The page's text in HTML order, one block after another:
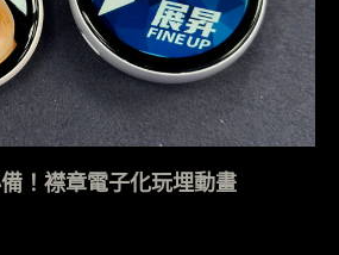
備！襟章電子化玩埋動畫